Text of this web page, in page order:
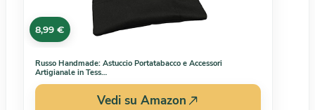
8,99 €
Russo Handmade: Astuccio Portatabacco e Accessori
Artigianale in Tess…
Vedi su Amazon